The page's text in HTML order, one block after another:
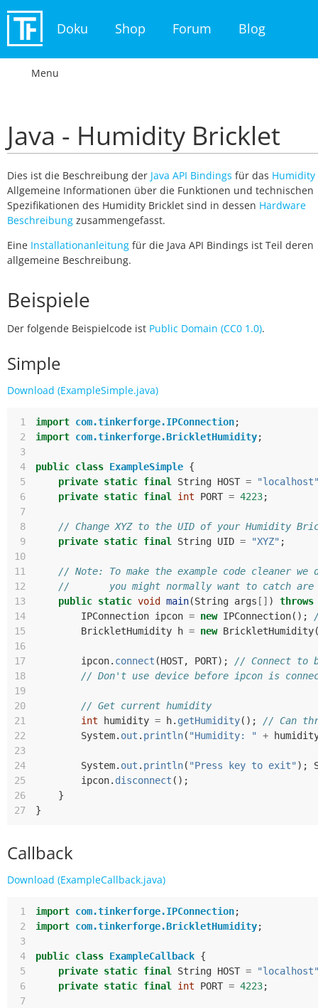
Doku Shop Forum Blog
Menu
Java - Humidity Bricklet
Dies ist die Beschreibung der Java API Bindings für das Humidity
Allgemeine Informationen über die Funktionen und technischen
Spezifikationen des Humidity Bricklet sind in dessen Hardware
Beschreibung zusammengefasst.
Eine Installationanleitung für die Java API Bindings ist Teil deren
allgemeine Beschreibung.
Beispiele
Der folgende Beispielcode ist Public Domain (CC0 1.0).
Simple
Download (ExampleSimple.java)
1 import com.tinkerforge.IPConnection;
2
import com.tinkerforge.BrickletHumidity;
3
4
public class ExampleSimple {
5
private static final String HOST =
6
private static final int PORT = 4223;
7
8
// Change XYZ to the UID of your Humidity
9
private static final String UID = "XYZ" ;
10
11
// Note: To make the example code cleaner
12
//       you might normally want to catch are
13
public static void main(String args [] )
throws
14
IPConnection ipcon = new IPConnection();
15
BrickletHumidity h = new BrickletHumidity
16
17
ipcon. connect (HOST, PORT);
// Connect to
18
// Don't use device before ipcon is
19
20
// Get current humidity
21
int humidity = h. getHumidity();
// Can
22
System. out . println( "Humidity: " +
23
24
System. out . println( "Press key to exit" );
25
ipcon. disconnect ();
26
}
27
}
Callback
Download (ExampleCallback.java)
1 import com.tinkerforge.IPConnection;
2
import com.tinkerforge.BrickletHumidity;
3
4
public class ExampleCallback {
5
private static final String HOST =
6
private static final int PORT = 4223;
7